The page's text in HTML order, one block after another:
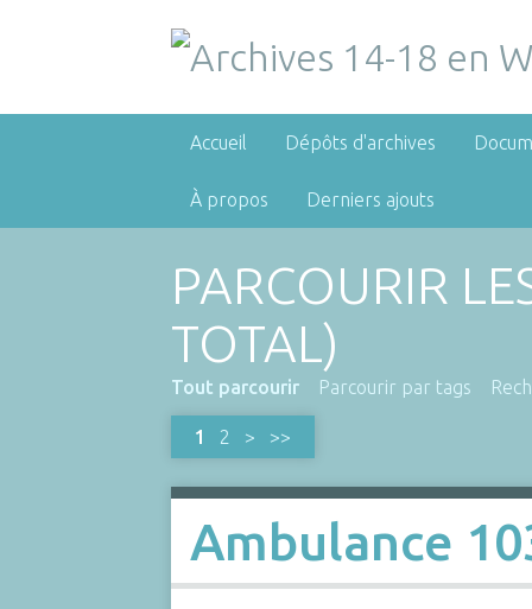
Accueil Dépôts d'archives
À propos Derniers ajouts
PARCOURIR
TOTAL)
Tout parcourir Parcourir par tags
1 2
Ambulance